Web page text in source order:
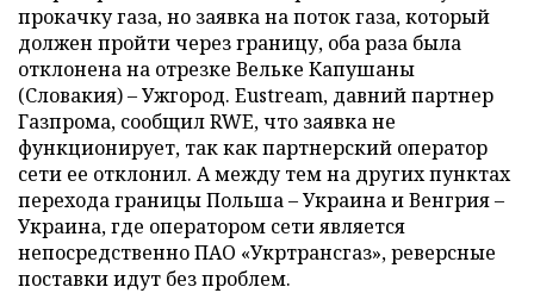
прокачку газа, но заявка на поток газа, который
должен пройти через границу, оба раза была
отклонена на отрезке Вельке Капушаны
(Словакия) – Ужгород. Eustream, давний партнер
Газпрома, сообщил RWE, что заявка не
функционирует, так как партнерский оператор
сети ее отклонил. А между тем на других пунктах
перехода границы Польша – Украина и Венгрия –
Украина, где оператором сети является
непосредственно ПАО «Укртрансгаз», реверсные
поставки идут без проблем.